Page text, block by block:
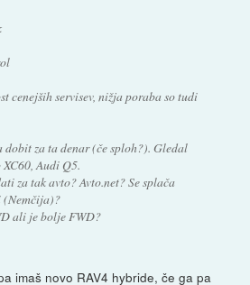
cenejših servisev, nižja poraba so tudi
dobit za ta denar (če sploh?). Gledal
Audi Q5.
za tak avto? Avto.net? Se splača
ali je bolje FWD?
imaš novo RAV4 hybride, če ga pa